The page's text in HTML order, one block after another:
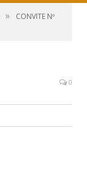
»
CONVITE Nº
0